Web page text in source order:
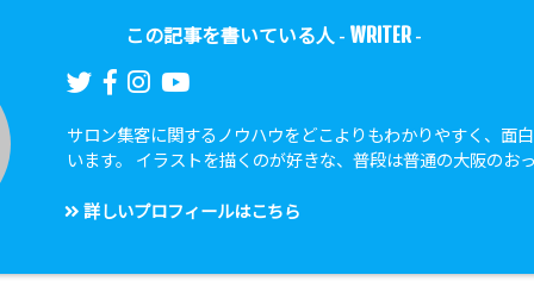
この記事を書いている人 - WRITER-
サロン集客に関するノウハウをどこよりもわかりやすく、面
います。 イラストを描くのが好きな、普段は普通の大阪のお
詳しいプロフィールはこちら